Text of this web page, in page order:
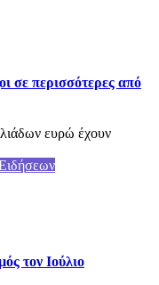
σε περισσότερες από
ευρώ έχουν
τον Ιούλιο